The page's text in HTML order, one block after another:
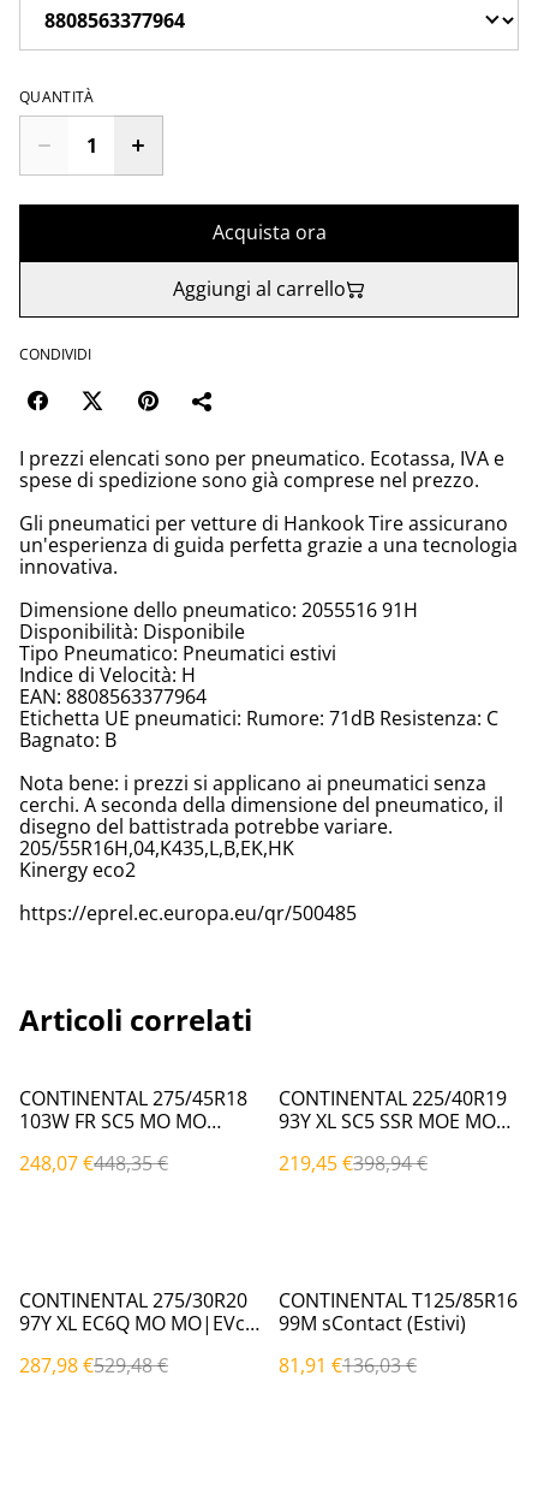
QUANTITÀ
Acquista ora
Aggiungi al carrello
CONDIVIDI
I prezzi elencati sono per pneumatico. Ecotassa, IVA e
spese di spedizione sono già comprese nel prezzo.
Gli pneumatici per vetture di Hankook Tire assicurano
un'esperienza di guida perfetta grazie a una tecnologia
innovativa.
Dimensione dello pneumatico: 2055516 91H
Disponibilità: Disponibile
Tipo Pneumatico: Pneumatici estivi
Indice di Velocità: H
EAN: 8808563377964
Etichetta UE pneumatici: Rumore: 71dB Resistenza: C
Bagnato: B
Nota bene: i prezzi si applicano ai pneumatici senza
cerchi. A seconda della dimensione del pneumatico, il
disegno del battistrada potrebbe variare.
205/55R16H,04,K435,L,B,EK,HK
Kinergy eco2
https://eprel.ec.europa.eu/qr/500485
Articoli correlati
%
CONTINENTAL 275/45R18
103W FR SC5 MO MO
248,07 €448,35 €
%
CONTINENTAL 225/40R19
93Y XL SC5 SSR MOE MOE
219,45 €398,94 €
%
CONTINENTAL 275/30R20
97Y XL EC6Q MO MO|EVc
287,98 €529,48 €
%
CONTINENTAL T125/85R16
99M sContact (Estivi)
81,91 €136,03 €